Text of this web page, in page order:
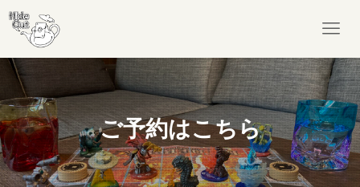
ご予約はこちら